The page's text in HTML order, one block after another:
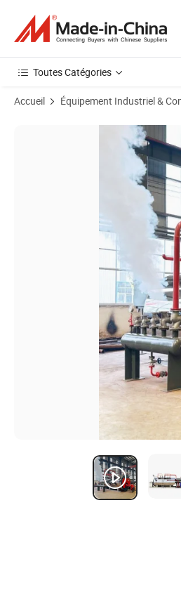
Toutes Catégories
Accueil Équipement Industriel &
Images du produit de 4 Chaudière à